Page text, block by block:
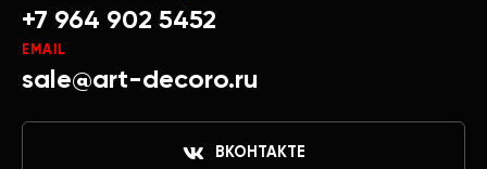
+7 964 902 5452
EMAIL
sale@art-decoro.ru
ВКОНТАКТЕ